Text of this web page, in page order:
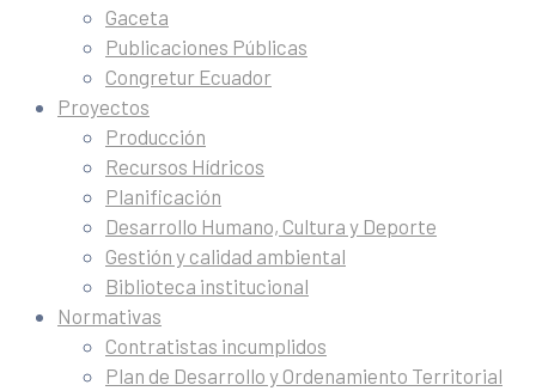
Gaceta
Publicaciones Públicas
Congretur Ecuador
Proyectos
Producción
Recursos Hídricos
Planificación
Desarrollo Humano, Cultura y Deporte
Gestión y calidad ambiental
Biblioteca institucional
Normativas
Contratistas incumplidos
Plan de Desarrollo y Ordenamiento Territorial